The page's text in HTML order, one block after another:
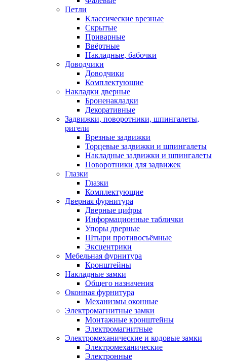
Петли
Классические врезные
Скрытые
Приварные
Ввёртные
Накладные, бабочки
Доводчики
Доводчики
Комплектующие
Накладки дверные
Броненакладки
Декоративные
Задвижки, поворотники, шпингалеты,
ригели
Врезные задвижки
Торцевые задвижки и шпингалеты
Накладные задвижки и шпингалеты
Поворотники для задвижек
Глазки
Глазки
Комплектующие
Дверная фурнитура
Дверные цифры
Информационные таблички
Упоры дверные
Штыри противосъёмные
Эксцентрики
Мебельная фурнитура
Кронштейны
Накладные замки
Общего назначения
Оконная фурнитура
Механизмы оконные
Электромагнитные замки
Монтажные кронштейны
Электромагнитные
Электромеханические и кодовые замки
Электромеханические
Электронные